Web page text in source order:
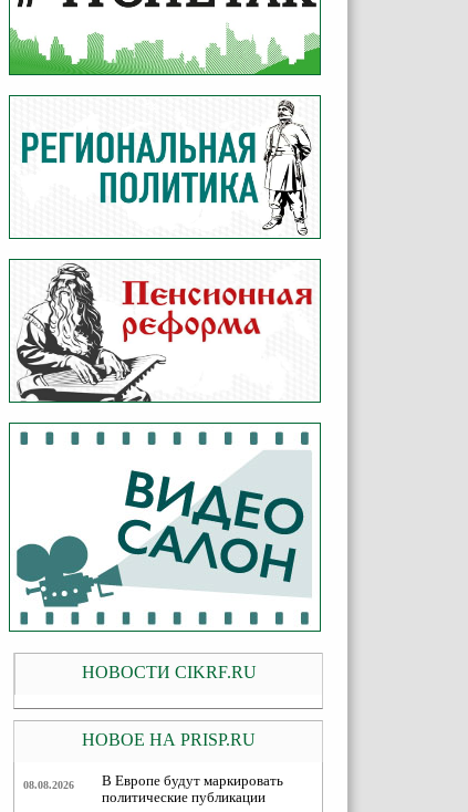
НОВОСТИ CIKRF.RU
НОВОЕ НА PRISP.RU
08.08.2026
В Европе будут маркировать
политические публикации